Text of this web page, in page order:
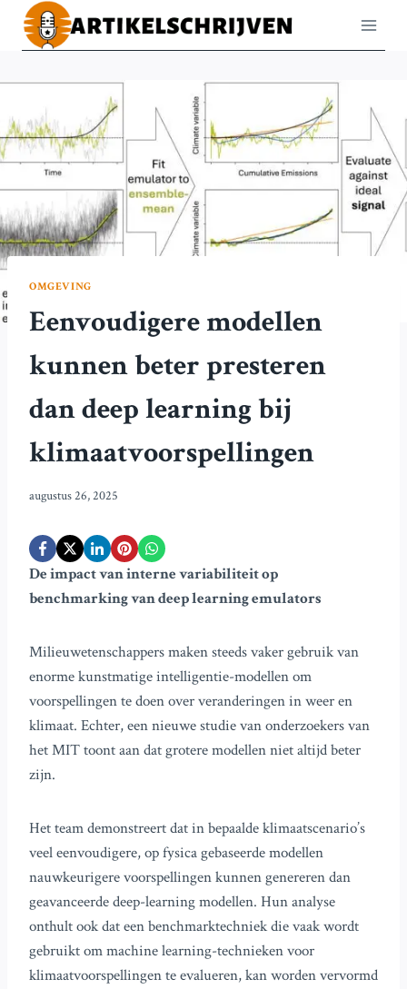
Doorgaan
naar
OMGEVING
Eenvoudigere modellen
kunnen beter presteren
dan deep learning bij
klimaatvoorspellingen
augustus 26, 2025
De impact van interne variabiliteit op
benchmarking van deep learning emulators
Milieuwetenschappers maken steeds vaker gebruik van
enorme kunstmatige intelligentie-modellen om
voorspellingen te doen over veranderingen in weer en
klimaat. Echter, een nieuwe studie van onderzoekers van
het MIT toont aan dat grotere modellen niet altijd beter
zijn.
Het team demonstreert dat in bepaalde klimaatscenario’s
veel eenvoudigere, op fysica gebaseerde modellen
nauwkeurigere voorspellingen kunnen genereren dan
geavanceerde deep-learning modellen. Hun analyse
onthult ook dat een benchmarktechniek die vaak wordt
gebruikt om machine learning-technieken voor
klimaatvoorspellingen te evalueren, kan worden vervormd